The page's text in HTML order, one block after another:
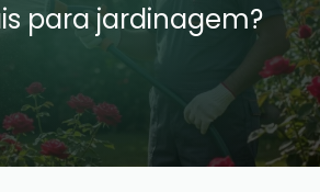
para jardinagem?